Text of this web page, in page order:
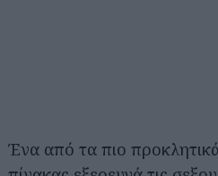
Ένα από τα πιο